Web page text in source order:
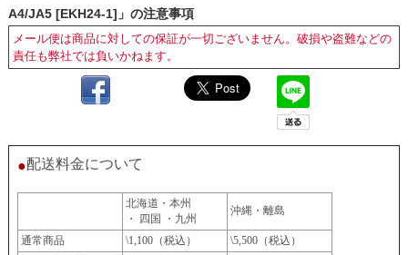
A4/JA5 [EKH24-1]」の注意事項
メール便は商品に対しての保証が一切ございません。破損や盗難などの
責任も弊社では負いかねます。
●配送料金について
北海道・本州
・ 四国 ・九州
沖縄・離島
通常商品 \1,100（税込）
\5,500（税込）